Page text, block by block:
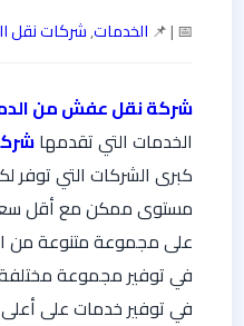
📅 | 📌 الخدمات,شركات نقل
شركة نقل عفش من
الخدمات التي تقدمها
كبرى الشركات التي
مستوى ممكن مع أقل
على مجموعة متنوعة من
في توفير مجموعة
في توفير خدمات على